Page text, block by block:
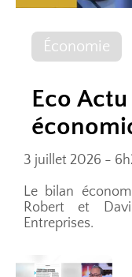
Économie
Eco
3 juillet 2026 -
Le bilan
Robert et
Entreprises.